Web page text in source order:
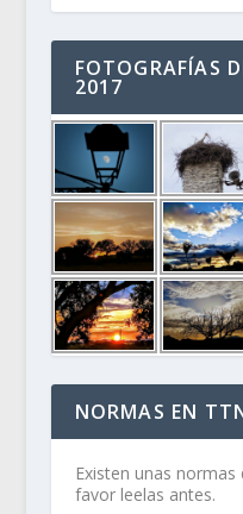
FOTOGRAFÍAS
2017
NORMAS EN
Existen unas
favor leelas antes.